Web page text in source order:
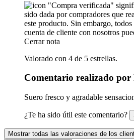
"Compra verificada"
sido dada por compradores que
este producto. Sin embargo,
cuenta de cliente con nosotros
Cerrar nota
Valorado con 4 de 5 estrellas.
Comentario realizado
Suero fresco y agradable
¿Te ha sido útil este comentario?
Mostrar todas las valoraciones de los